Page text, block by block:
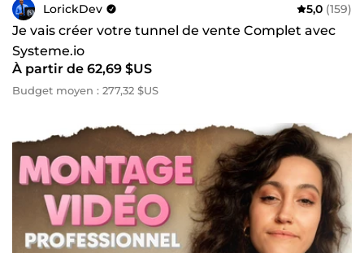
LorickDev 5,0 (159)
Je vais créer votre tunnel de vente Complet avec
Systeme.io
À partir de 62,69 $US
Budget moyen : 277,32 $US